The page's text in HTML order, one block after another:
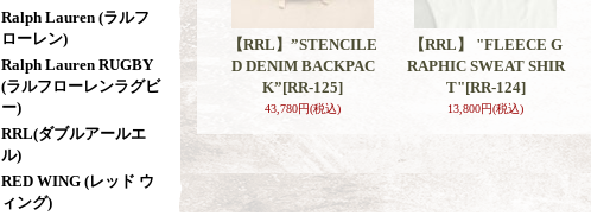
Ralph Lauren (ラルフ
ローレン)
Ralph Lauren RUGBY
(ラルフローレンラグビ
ー)
RRL(ダブルアールエ
ル)
RED WING (レッド ウ
ィング)
【RRL】”STENCILE
D DENIM BACKPAC
K”[RR-125]
43,780円(税込)
【RRL】 "FLEECE G
RAPHIC SWEAT SHIR
T"[RR-124]
13,800円(税込)